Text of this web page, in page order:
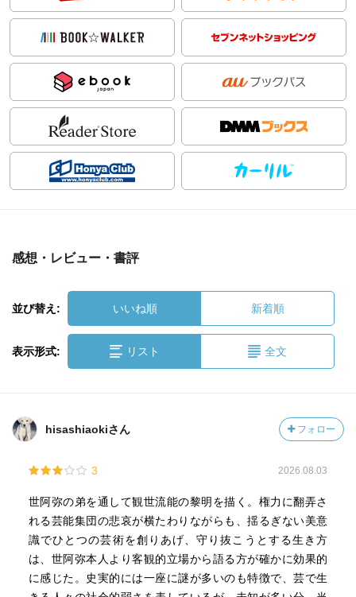
感想・レビュー・書評
並び替え: いいね順 新着順
表示形式: リスト 全文
hisashiaokiさん フォロー
3 2026.08.03
世阿弥の弟を通して観世流能の黎明を描く。権力に翻弄さ
れる芸能集団の悲哀が横たわりながらも、揺るぎない美意
識でひとつの芸術を創りあげ、守り抜こうとする生き方
は、世阿弥本人より客観的立場から語る方が確かに効果的
に感じた。史実的には一座に謎が多いのも特徴で、芸で生